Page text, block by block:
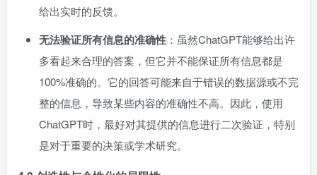
给出实时的反馈。
无法验证所有信息的准确性 ：虽然ChatGPT能够给出许
多看起来合理的答案，但它并不能保证所有信息都是
100%准确的。它的回答可能来自于错误的数据源或不完
整的信息，导致某些内容的准确性不高。因此，使用
ChatGPT时，最好对其提供的信息进行二次验证，特别
是对于重要的决策或学术研究。